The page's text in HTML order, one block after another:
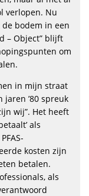
verlopen. Nu
bodem in een
– Object” blijft
om
in mijn straat
jaren ’80 spreuk
wij”. Het heeft
als
kosten zijn
betalen.
als